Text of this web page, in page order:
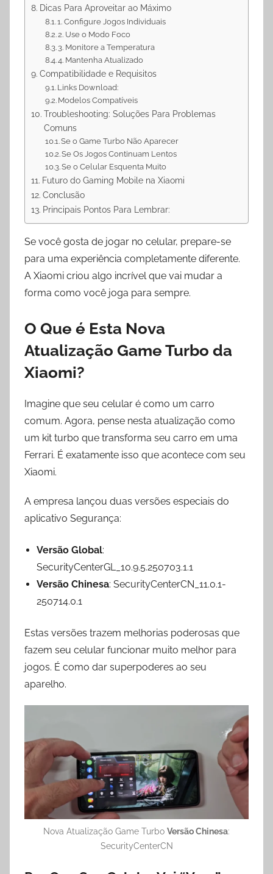
Dicas Para Aproveitar ao Máximo
1. Configure Jogos Individuais
2. Use o Modo Foco
3. Monitore a Temperatura
4. Mantenha Atualizado
Compatibilidade e Requisitos
Links Download:
Modelos Compatíveis
Troubleshooting: Soluções Para Problemas
Comuns
Se o Game Turbo Não Aparecer
Se Os Jogos Continuam Lentos
Se o Celular Esquenta Muito
Futuro do Gaming Mobile na Xiaomi
Conclusão
Principais Pontos Para Lembrar:
Se você gosta de jogar no celular, prepare-se
para uma experiência completamente diferente.
A Xiaomi criou algo incrível que vai mudar a
forma como você joga para sempre.
O Que é Esta Nova
Atualização Game Turbo da
Xiaomi?
Imagine que seu celular é como um carro
comum. Agora, pense nesta atualização como
um kit turbo que transforma seu carro em uma
Ferrari. É exatamente isso que acontece com seu
Xiaomi.
A empresa lançou duas versões especiais do
aplicativo Segurança:
Versão Global:
SecurityCenterGL_10.9.5.250703.1.1
Versão Chinesa: SecurityCenterCN_11.0.1-
250714.0.1
Estas versões trazem melhorias poderosas que
fazem seu celular funcionar muito melhor para
jogos. É como dar superpoderes ao seu
aparelho.
Nova Atualização Game Turbo Versão Chinesa:
SecurityCenterCN